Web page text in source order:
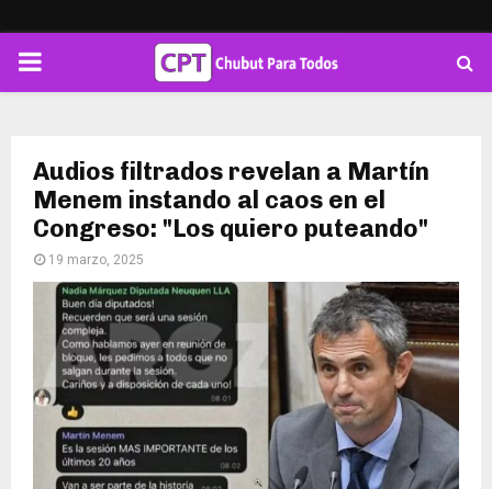
PRIMARY
Audios filtrados revelan a Martín
Menem instando al caos en el
Congreso: "Los quiero puteando"
19 marzo, 2025